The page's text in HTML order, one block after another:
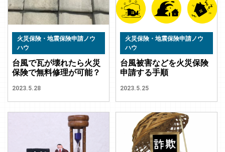
火災保険・地震保険申請ノウ
ハウ
台風で瓦が壊れたら火災
保険で無料修理が可能？
2023.5.28
火災保険・地震保険申請ノウ
ハウ
台風被害などを火災保険
申請する手順
2023.5.25